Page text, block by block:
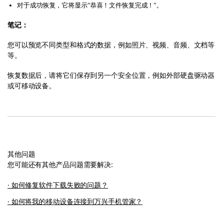
对于成功恢复，它将显示“恭喜！文件恢复完成！”。
笔记：
您可以预览不同类型和格式的数据，例如照片、视频、音频、文档等
等。
恢复数据后，请将它们保存到另一个安全位置，例如外部硬盘驱动器
或可移动设备。
其他问题
您可能还有其他产品问题需要解决:
· 如何修复软件下载失败的问题？
· 如何将我的移动设备连接到万兴手机管家？